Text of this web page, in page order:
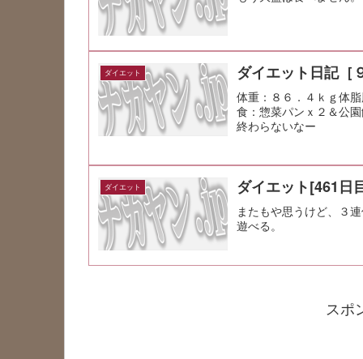
ダイエット ダイエット日記［
体重：８６．４ｋｇ体
食：惣菜パンｘ２＆公
終わらないなー
ダイエット ダイエット[461日
またもや思うけど、３
遊べる。
スポ